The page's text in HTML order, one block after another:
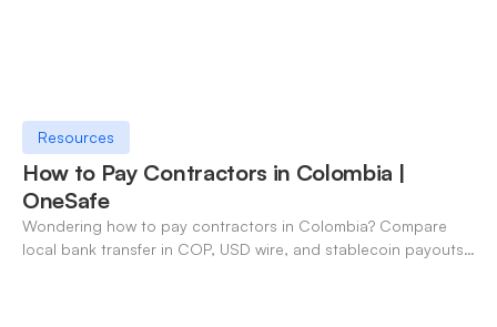
Resources
How to Pay Contractors in Colombia |
OneSafe
Wondering how to pay contractors in Colombia? Compare
local bank transfer in COP, USD wire, and stablecoin payouts.